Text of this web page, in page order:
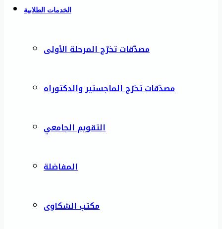
الخدمات الطلابية
مصدّقات تخرّج المرحلة الأولى
مصدّقات تخرّج الماجستير والدكتوراه
التقويم الجامعي
المفاضلة
مكتب الشكاوى